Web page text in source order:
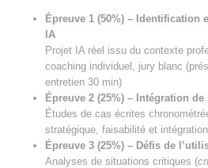
Épreuve 1 (50%) – Identification
IA
Projet IA réel issu du contexte
coaching individuel, jury blanc
entretien 30 min)
Épreuve 2 (25%) – Intégration
Études de cas écrites
stratégique, faisabilité et
Épreuve 3 (25%) – Défis de
Analyses de situations critiques (